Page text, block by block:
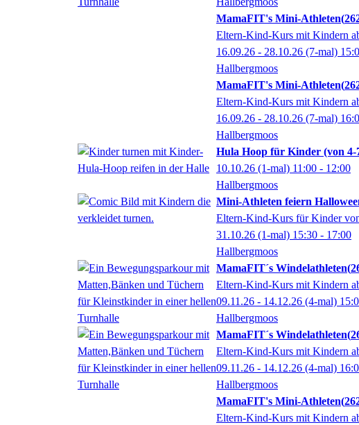
MamaFIT's Mini-Athleten
Eltern-Kind-Kurs mit Kindern
16.09.26 - 28.10.26 (7-mal)
Hallbergmoos
MamaFIT's Mini-Athleten
Eltern-Kind-Kurs mit Kindern
16.09.26 - 28.10.26 (7-mal)
Hallbergmoos
Hula Hoop für Kinder (von 4-
10.10.26 (1-mal) 11:00 - 12:00
Hallbergmoos
Mini-Athleten feiern
Eltern-Kind-Kurs für Kinder
31.10.26 (1-mal) 15:30 - 17:00
Hallbergmoos
MamaFIT´s Windelathleten
Eltern-Kind-Kurs mit Kindern
09.11.26 - 14.12.26 (4-mal)
Hallbergmoos
MamaFIT´s Windelathleten
Eltern-Kind-Kurs mit Kindern
09.11.26 - 14.12.26 (4-mal)
Hallbergmoos
MamaFIT's Mini-Athleten
Eltern-Kind-Kurs mit Kindern